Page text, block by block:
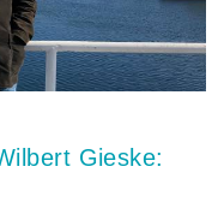
Gieske: